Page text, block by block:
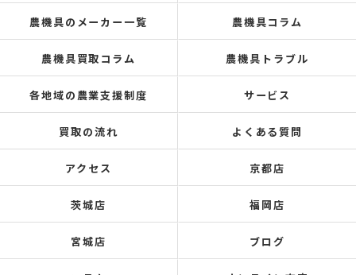
農機具のメーカー一覧 農機具コラム
農機具買取コラム 農機具トラブル
各地域の農業支援制度 サービス
買取の流れ よくある質問
アクセス 京都店
茨城店 福岡店
宮城店 ブログ